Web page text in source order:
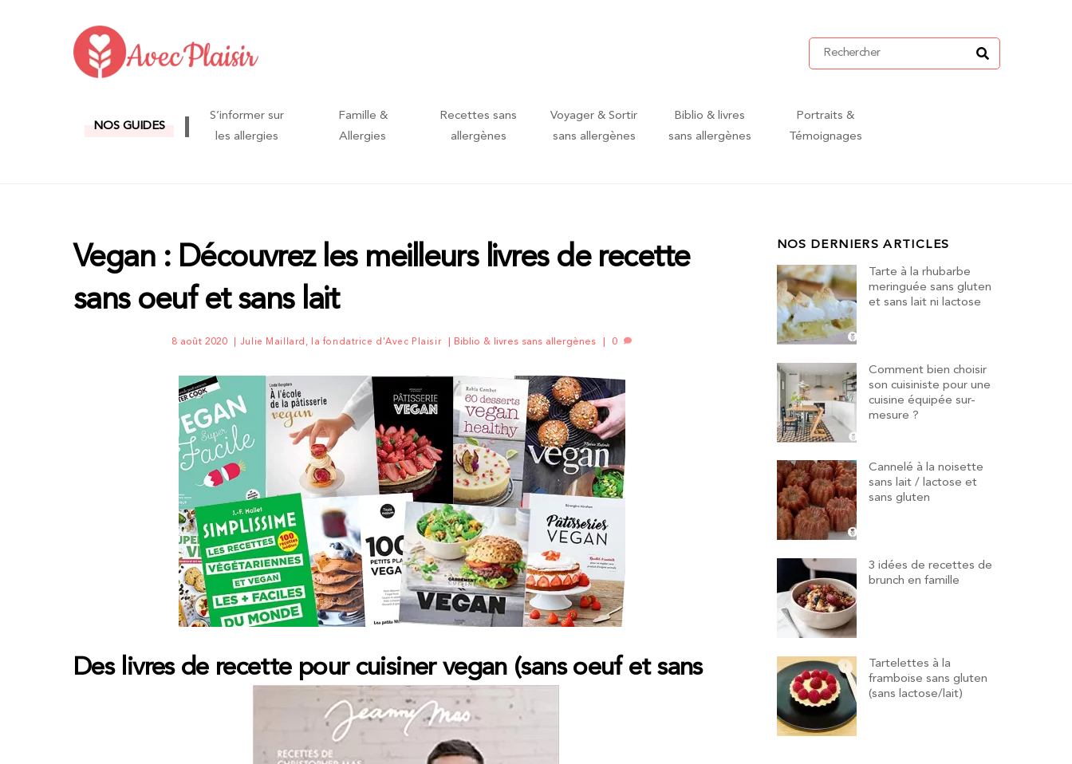
NOS GUIDES
S’informer sur
les allergies
Famille &
Allergies
Recettes sans
allergènes
Voyager & Sortir
sans allergènes
Biblio & livres
sans allergènes
Portraits &
Témoignages
Vegan : Découvrez les meilleurs livres de recette
sans oeuf et sans lait
8 août 2020 Julie Maillard, la fondatrice d'Avec Plaisir Biblio & livres sans allergènes 0
Des livres de recette pour cuisiner vegan (sans oeuf et sans
NOS DERNIERS ARTICLES
Tarte à la rhubarbe
meringuée sans gluten
et sans lait ni lactose
Comment bien choisir
son cuisiniste pour une
cuisine équipée sur-
mesure ?
Cannelé à la noisette
sans lait / lactose et
sans gluten
3 idées de recettes de
brunch en famille
Tartelettes à la
framboise sans gluten
(sans lactose/lait)